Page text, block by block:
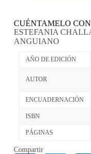
CUÉNTAMELO
ESTEFANIA
ANGUIANO
AÑO DE EDICIÓN
AUTOR
ENCUADERNACIÓN
ISBN
PÁGINAS
Compartir